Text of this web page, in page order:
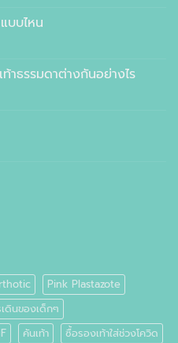
บบไหน
าธรรมดาต่างกันอย่างไร
Pink Plastazote
เดินของเด็กๆ
คันเท้า
ซื้อรองเท้าใส่ช่วงโควิด